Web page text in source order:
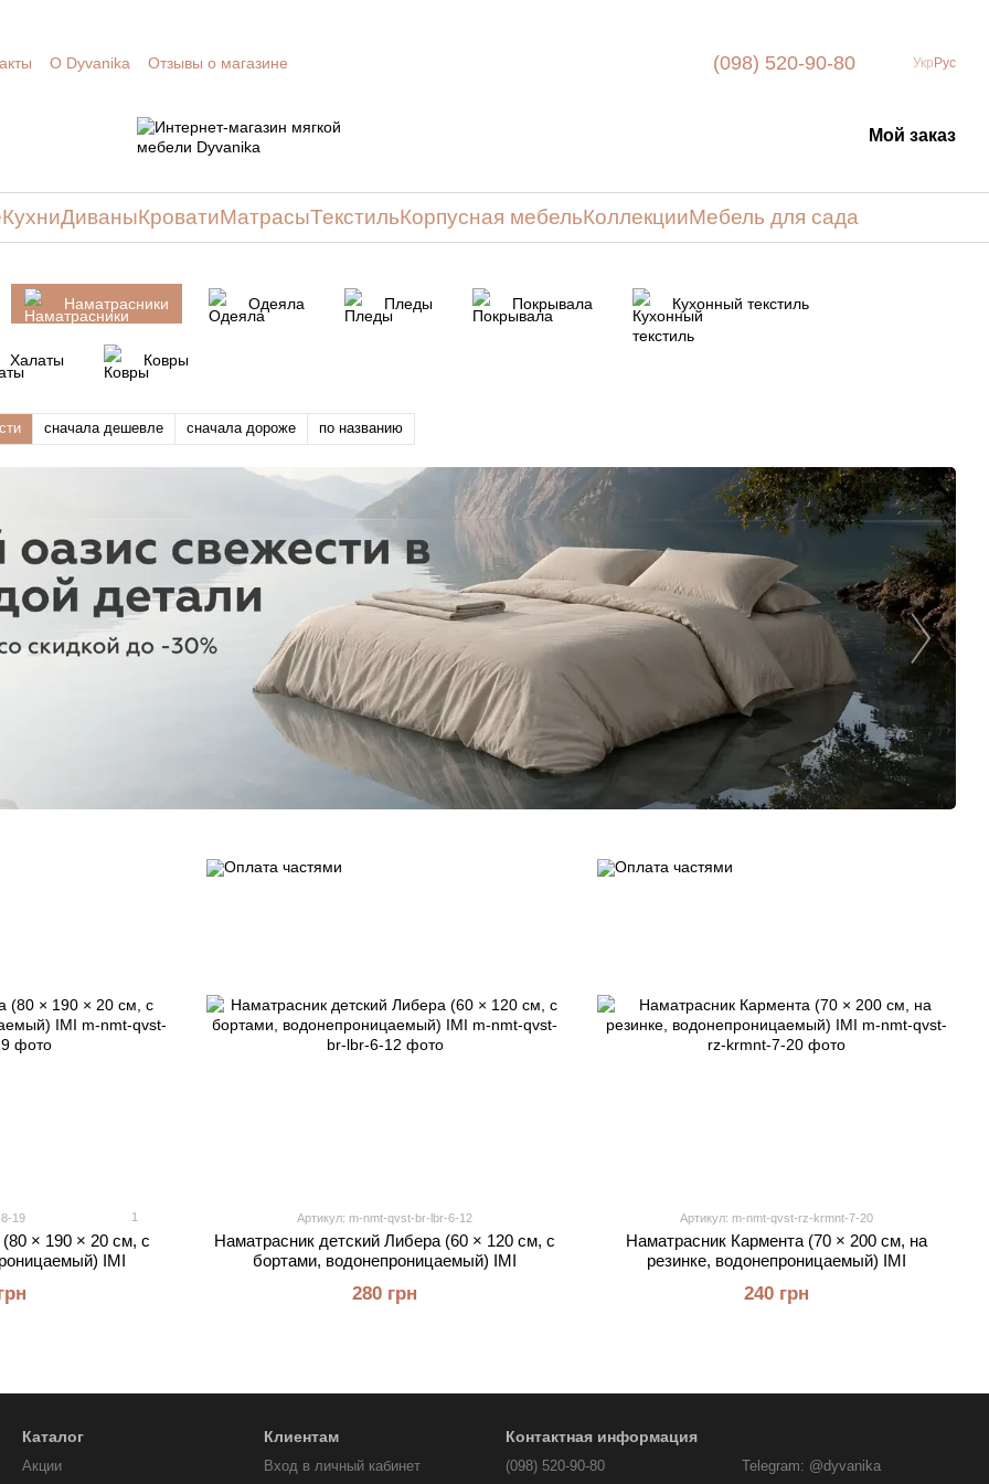
О Dyvanika Отзывы о магазине (098) 520-90-80 Укр Рус
Мой заказ
КухниДиваныКроватиМатрасыТекстильКорпусная мебельКоллекцииМебель для сада
Наматрасники Одеяла Пледы Покрывала Кухонный текстиль
Халаты Ковры
сначала дешевле сначала дороже по названию
19 1
× 190 × 20 см, с
IMI
Артикул: m-nmt-qvst-br-lbr-6-12
Наматрасник детский Либера (60 × 120 см, с
бортами, водонепроницаемый) IMI
280 грн
Артикул: m-nmt-qvst-rz-krmnt-7-20
Наматрасник Кармента (70 × 200 см, на
резинке, водонепроницаемый) IMI
240 грн
Каталог
Акции
Клиентам
Вход в личный кабинет
Контактная информация
(098) 520-90-80 Telegram: @dyvanika